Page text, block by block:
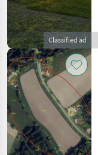
Classified ad